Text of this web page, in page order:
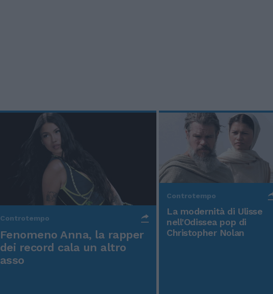
Controtempo
Fenomeno Anna, la rapper
dei record cala un altro
asso
Controtempo
La modernità di Ulisse
nell'Odissea pop di
Christopher Nolan